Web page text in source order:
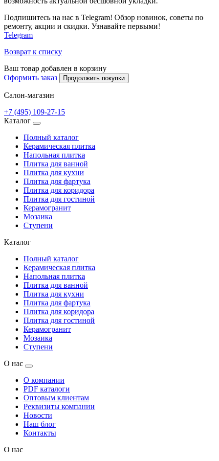
Подпишитесь на нас в Telegram! Обзор новинок, советы по
ремонту, акции и скидки. Узнавайте первыми!
Telegram
Возврат к списку
Ваш товар добавлен в корзину
Оформить заказ
Продолжить покупки
Салон-магазин
+7 (495) 109-27-15
Каталог
Полный каталог
Керамическая плитка
Напольная плитка
Плитка для ванной
Плитка для кухни
Плитка для фартука
Плитка для коридора
Плитка для гостиной
Керамогранит
Мозаика
Ступени
Каталог
Полный каталог
Керамическая плитка
Напольная плитка
Плитка для ванной
Плитка для кухни
Плитка для фартука
Плитка для коридора
Плитка для гостиной
Керамогранит
Мозаика
Ступени
О нас
О компании
PDF каталоги
Оптовым клиентам
Реквизиты компании
Новости
Наш блог
Контакты
О нас